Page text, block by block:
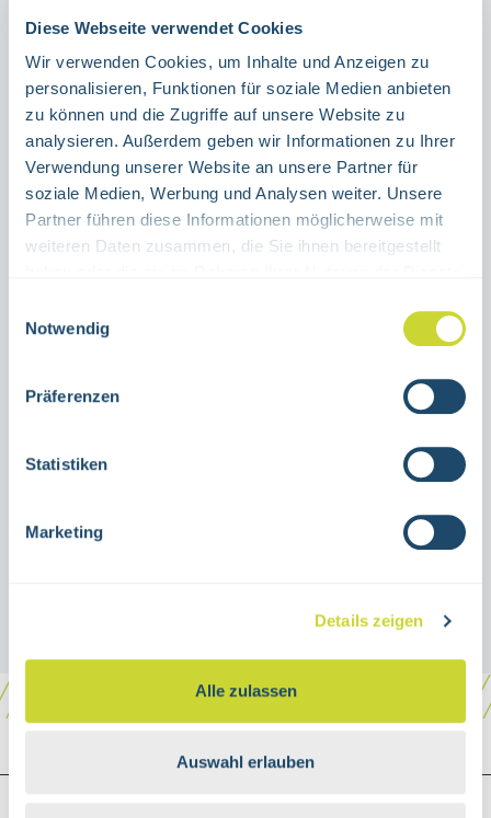
Diese Webseite verwendet Cookies
Wir verwenden Cookies, um Inhalte und Anzeigen zu
personalisieren, Funktionen für soziale Medien anbieten
zu können und die Zugriffe auf unsere Website zu
analysieren. Außerdem geben wir Informationen zu Ihrer
Verwendung unserer Website an unsere Partner für
soziale Medien, Werbung und Analysen weiter. Unsere
Partner führen diese Informationen möglicherweise mit
weiteren Daten zusammen, die Sie ihnen bereitgestellt
Notwendig
Präferenzen
Statistiken
Marketing
Details zeigen
Alle zulassen
Auswahl erlauben
Größeauswählen
15 X 15 CM
20 X 20 CM
Materialauswählen
FOLIE
Stück
IN DEN WARENKORB
Beschreibung
Geräte zur Brandbekämpfungzur Nutzung in
GrößenAluminium…